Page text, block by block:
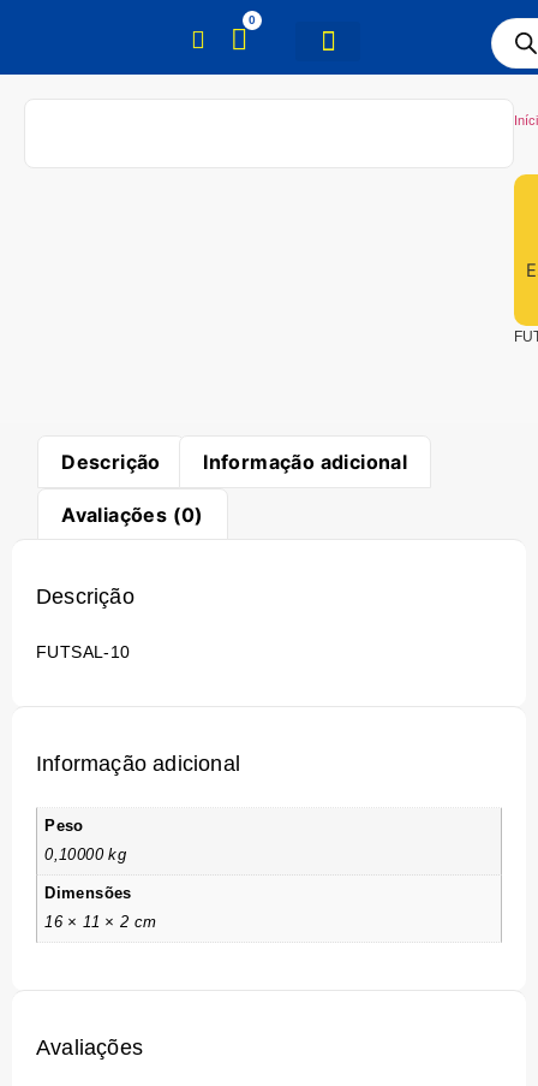
0
Descrição Informação adicional
Avaliações (0)
Descrição
FUTSAL-10
Informação adicional
Peso
0,10000 kg
Dimensões
16 × 11 × 2 cm
Avaliações